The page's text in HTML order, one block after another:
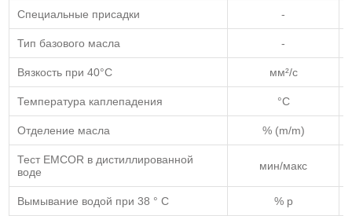
Специальные присадки -
Тип базового масла -
Вязкость при 40°C мм²/с
Температура каплепадения °C
Отделение масла % (m/m)
Тест EMCOR в дистиллированной
воде
мин/макс
Вымывание водой при 38 ° C % р